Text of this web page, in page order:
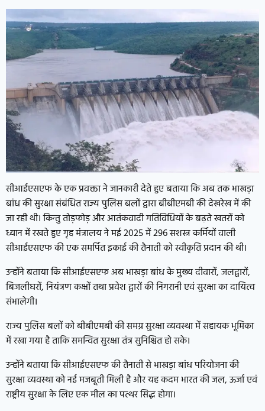
सीआईएसएफ के एक प्रवक्ता ने जानकारी देते हुए बताया कि अब तक भाखड़ा
बांध की सुरक्षा संबंधित राज्य पुलिस बलों द्वारा बीबीएमबी की देखरेख में की
जा रही थी। किन्तु तोड़फोड़ और आतंकवादी गतिविधियों के बढ़ते खतरों को
ध्यान में रखते हुए गृह मंत्रालय ने मई 2025 में 296 सशस्त्र कर्मियों वाली
सीआईएसएफ की एक समर्पित इकाई की तैनाती को स्वीकृति प्रदान की थी।
उन्होंने बताया कि सीआईएसएफ अब भाखड़ा बांध के मुख्य दीवारों, जलद्वारों,
बिजलीघरों, नियंत्रण कक्षों तथा प्रवेश द्वारों की निगरानी एवं सुरक्षा का दायित्व
संभालेगी।
राज्य पुलिस बलों को बीबीएमबी की समग्र सुरक्षा व्यवस्था में सहायक भूमिका
में रखा गया है ताकि समन्वित सुरक्षा तंत्र सुनिश्चित हो सके।
उन्होंने बताया कि सीआईएसएफ की तैनाती से भाखड़ा बांध परियोजना की
सुरक्षा व्यवस्था को नई मजबूती मिली है और यह कदम भारत की जल, ऊर्जा एवं
राष्ट्रीय सुरक्षा के लिए एक मील का पत्थर सिद्ध होगा।